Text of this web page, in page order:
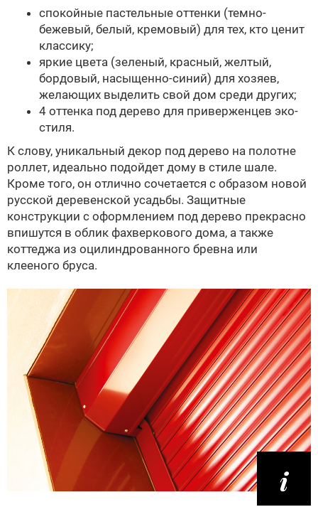
спокойные пастельные оттенки (темно-
бежевый, белый, кремовый) для тех, кто ценит
классику;
яркие цвета (зеленый, красный, желтый,
бордовый, насыщенно-синий) для хозяев,
желающих выделить свой дом среди других;
4 оттенка под дерево для приверженцев эко-
стиля.
К слову, уникальный декор под дерево на полотне
роллет, идеально подойдет дому в стиле шале.
Кроме того, он отлично сочетается с образом новой
русской деревенской усадьбы. Защитные
конструкции с оформлением под дерево прекрасно
впишутся в облик фахверкового дома, а также
коттеджа из оцилиндрованного бревна или
клееного бруса.